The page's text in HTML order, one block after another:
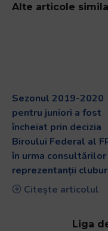
Alte articole
Sezonul 2019-2020
pentru juniori a fost
încheiat prin decizia
Biroului Federal al
în urma consultărilor
reprezentanții
Citește articolul
Liga